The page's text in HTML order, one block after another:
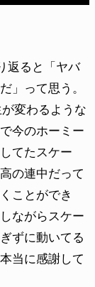
返ると「ヤバ
」って思う。
変わるような
今のホーミー
てたスケー
の連中だって
ことができ
ながらスケー
ずに動いてる
当に感謝して